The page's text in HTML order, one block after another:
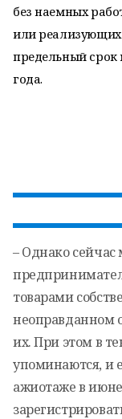
без наемных
или реализующих
предельный срок
года.
– Однако
товарами
неоправданном
их. При этом в
упоминаются, и
ажиотаже в